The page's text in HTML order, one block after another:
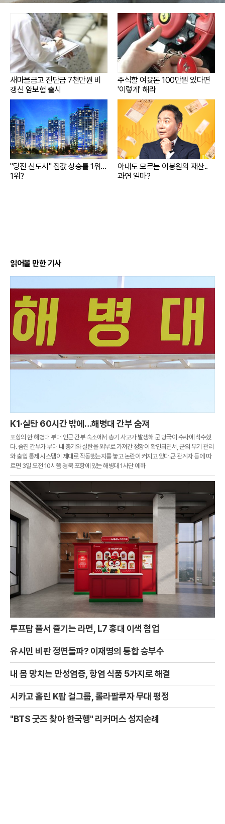
새마을금고 진단금 7천만원 비
갱신 암보험 출시
주식할 여윳돈 100만원 있다면
'이렇게' 해라
"당진 신도시" 집값 상승률 1위…
1위?
아내도 모르는 이봉원의 재산..
과연 얼마?
읽어볼 만한 기사
K1·실탄 60시간 밖에…해병대 간부 숨져
포항의 한 해병대 부대 인근 간부 숙소에서 총기 사고가 발생해 군 당국이 수사에 착수했
다. 숨진 간부가 부대 내 총기와 실탄을 외부로 가져간 정황이 확인되면서, 군의 무기 관리
와 출입 통제 시스템이 제대로 작동했는지를 놓고 논란이 커지고 있다.군 관계자 등에 따
르면 3일 오전 10시쯤 경북 포항에 있는 해병대 1사단 예하
루프탑 풀서 즐기는 라면, L7 홍대 이색 협업
유시민 비판 정면돌파? 이재명의 통합 승부수
내 몸 망치는 만성염증, 항염 식품 5가지로 해결
시카고 홀린 K팝 걸그룹, 롤라팔루자 무대 평정
"BTS 굿즈 찾아 한국행" 리커머스 성지순례